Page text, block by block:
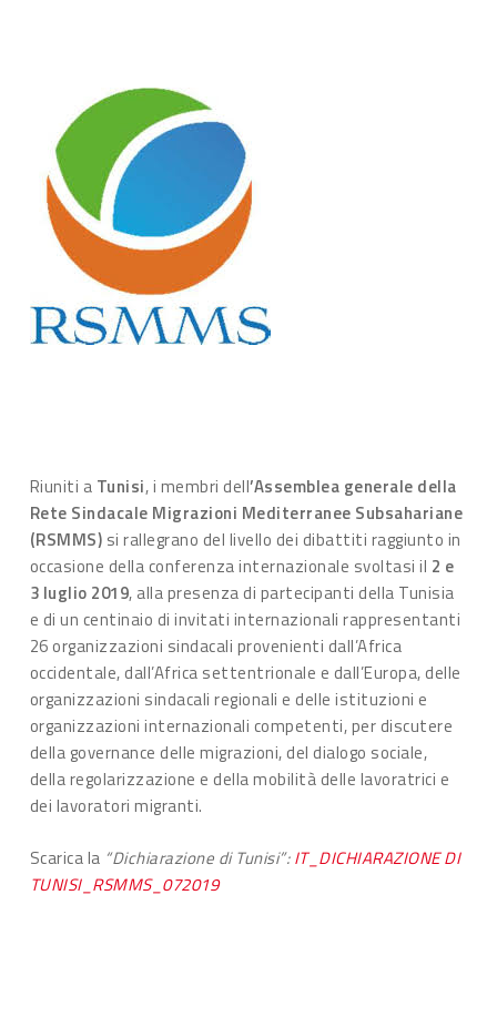
Riuniti a Tunisi, i membri dell’Assemblea generale della
Rete Sindacale Migrazioni Mediterranee Subsahariane
(RSMMS) si rallegrano del livello dei dibattiti raggiunto in
occasione della conferenza internazionale svoltasi il 2 e
3 luglio 2019, alla presenza di partecipanti della Tunisia
e di un centinaio di invitati internazionali rappresentanti
26 organizzazioni sindacali provenienti dall’Africa
occidentale, dall’Africa settentrionale e dall’Europa, delle
organizzazioni sindacali regionali e delle istituzioni e
organizzazioni internazionali competenti, per discutere
della governance delle migrazioni, del dialogo sociale,
della regolarizzazione e della mobilità delle lavoratrici e
dei lavoratori migranti.
Scarica la “Dichiarazione di Tunisi”:IT_DICHIARAZIONE DI
TUNISI_RSMMS_072019